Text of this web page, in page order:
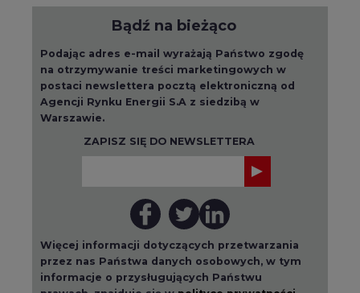
Bądź na bieżąco
Podając adres e-mail wyrażają Państwo zgodę
na otrzymywanie treści marketingowych w
postaci newslettera pocztą elektroniczną od
Agencji Rynku Energii S.A z siedzibą w
Warszawie.
ZAPISZ SIĘ DO NEWSLETTERA
Więcej informacji dotyczących przetwarzania
przez nas Państwa danych osobowych, w tym
informacje o przysługujących Państwu